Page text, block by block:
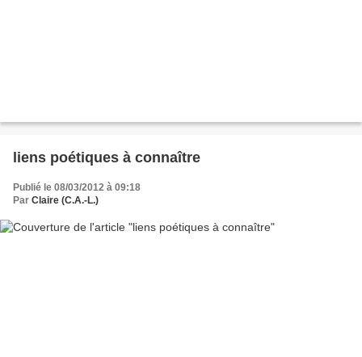
liens poétiques à connaître
Publié le 08/03/2012 à 09:18
Par Claire (C.A.-L.)